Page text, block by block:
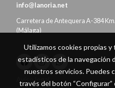
info@lanoria.net
Carretera de Antequera A-384
(Málaga)
Aviso legal
Utilizamos cookies propias
estadísticos de la navegación
nuestros servicios. Puedes
través del botón